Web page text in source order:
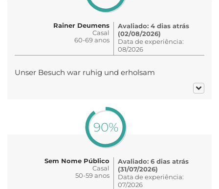
Rainer Deumens
Casal
60-69 anos
Avaliado: 4 dias atrás
(02/08/2026)
Data de experiência:
08/2026
Unser Besuch war ruhig und erholsam
90%
Sem Nome Público
Casal
50-59 anos
Avaliado: 6 dias atrás
(31/07/2026)
Data de experiência:
07/2026